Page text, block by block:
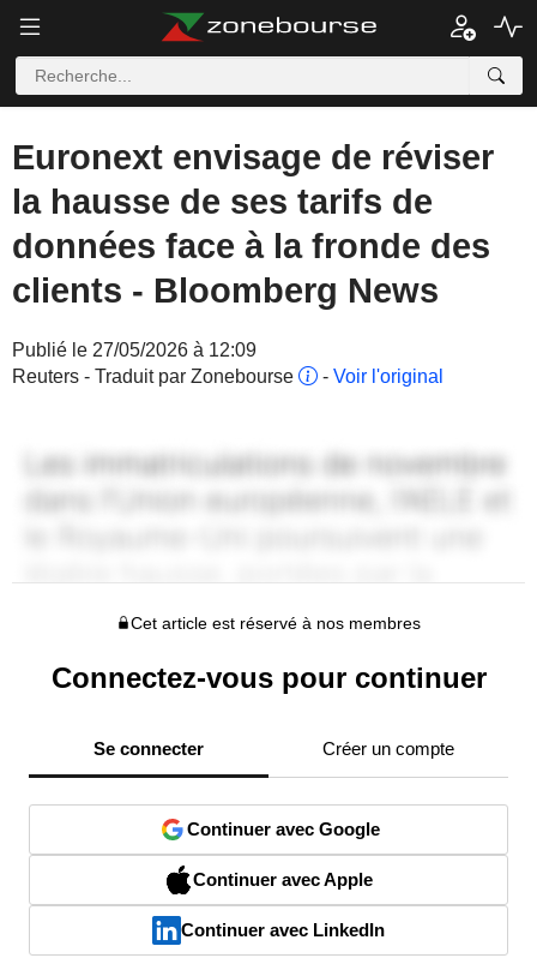
Euronext envisage de réviser
la hausse de ses tarifs de
données face à la fronde des
clients - Bloomberg News
Publié le 27/05/2026 à 12:09
Reuters - Traduit par Zonebourse
- Voir l'original
Cet article est réservé à nos membres
Connectez-vous pour continuer
Se connecter Créer un compte
Continuer avec Google
Continuer avec Apple
Continuer avec LinkedIn